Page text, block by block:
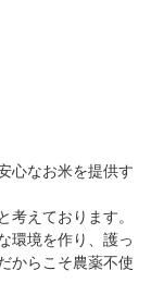
心なお米を提供す
えております。
環境を作り、護っ
からこそ農薬不使